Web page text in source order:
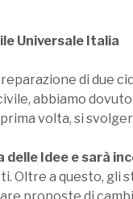
Universale Italia
di due
abbiamo
volta, si
delle Idee e sarà
Oltre a questo,